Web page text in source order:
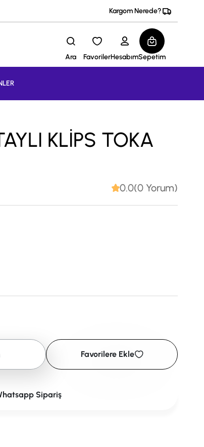
Kargom Nerede?
Ara FavorilerHesabımSepetim
KLİPS TOKA
0.0(0 Yorum)
Favorilere Ekle
Sipariş